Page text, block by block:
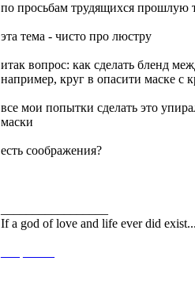
по просьбам трудящихся прошлую
эта тема - чисто про люстру
итак вопрос: как сделать бленд
например, круг в опасити маске с
все мои попытки сделать это
маски
есть соображения?
If a god of love and life ever did